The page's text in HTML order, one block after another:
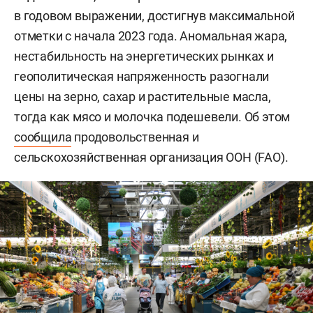
в годовом выражении, достигнув максимальной
отметки с начала 2023 года. Аномальная жара,
нестабильность на энергетических рынках и
геополитическая напряженность разогнали
цены на зерно, сахар и растительные масла,
тогда как мясо и молочка подешевели. Об этом
сообщила продовольственная и
сельскохозяйственная организация ООН (FAO).